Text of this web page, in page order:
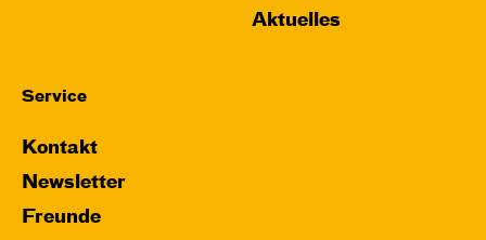
Aktuelles
Service
Kontakt
Newsletter
Freunde